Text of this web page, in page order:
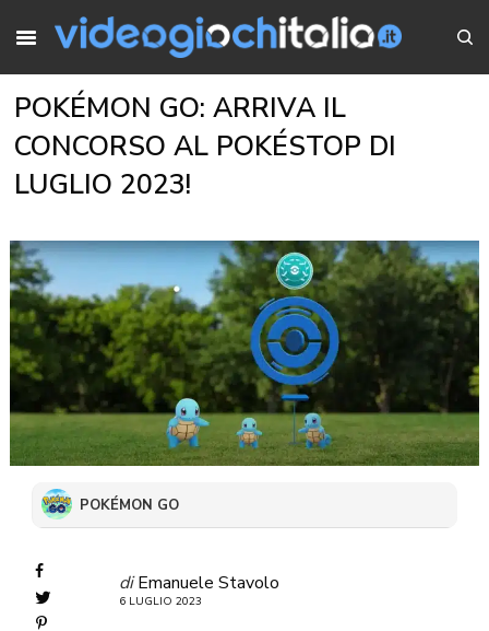
POKÉMON GO: ARRIVA IL
CONCORSO AL POKÉSTOP DI
LUGLIO 2023!
POKÉMON GO
di Emanuele Stavolo
6 LUGLIO 2023